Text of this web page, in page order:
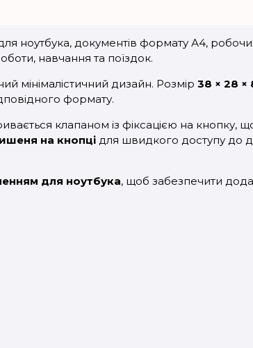
ноутбука, документів формату А4,
навчання та поїздок.
мінімалістичний дизайн. Розмір 38 × 28 ×
формату.
клапаном із фіксацією на кнопку,
на кнопці для швидкого доступу до
для ноутбука, щоб забезпечити